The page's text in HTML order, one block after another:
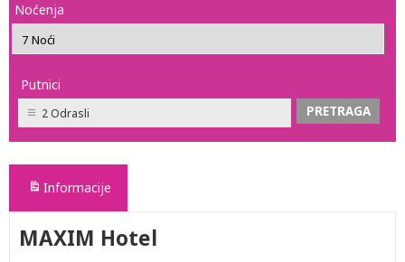
Noćenja
Putnici
2 Odrasli
Informacije
MAXIM Hotel